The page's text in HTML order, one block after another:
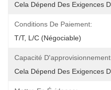
Cela Dépend Des Exigences
Conditions De Paiement:
T/T, L/C (négociable)
Capacité
Cela Dépend Des Exigences